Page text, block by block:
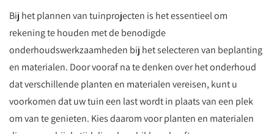
Bij het plannen van tuinprojecten is het essentieel om
rekening te houden met de benodigde
onderhoudswerkzaamheden bij het selecteren van beplanting
en materialen. Door vooraf na te denken over het onderhoud
dat verschillende planten en materialen vereisen, kunt u
voorkomen dat uw tuin een last wordt in plaats van een plek
om van te genieten. Kies daarom voor planten en materialen